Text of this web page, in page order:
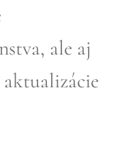
ale aj